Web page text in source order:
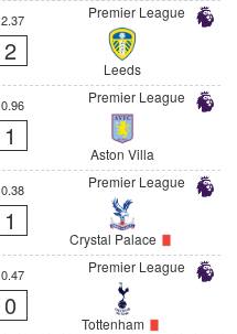
Premier League
2.37
2
Leeds
Premier League
0.96
1
Aston Villa
Premier League
0.38
1
Crystal Palace
Premier League
0.47
0
Tottenham